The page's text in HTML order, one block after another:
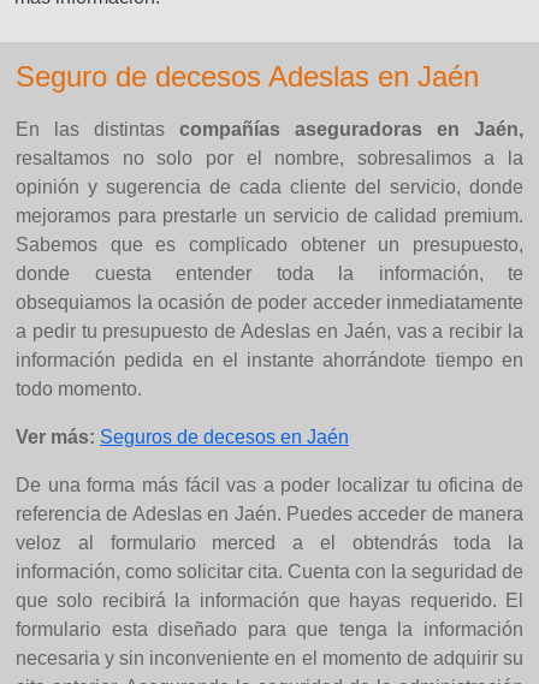
Seguro de decesos Adeslas en Jaén
En las distintas compañías aseguradoras en Jaén,
resaltamos no solo por el nombre, sobresalimos a la
opinión y sugerencia de cada cliente del servicio, donde
mejoramos para prestarle un servicio de calidad premium.
Sabemos que es complicado obtener un presupuesto,
donde cuesta entender toda la información, te
obsequiamos la ocasión de poder acceder inmediatamente
a pedir tu presupuesto de Adeslas en Jaén, vas a recibir la
información pedida en el instante ahorrándote tiempo en
todo momento.
Ver más: Seguros de decesos en Jaén
De una forma más fácil vas a poder localizar tu oficina de
referencia de Adeslas en Jaén. Puedes acceder de manera
veloz al formulario merced a el obtendrás toda la
información, como solicitar cita. Cuenta con la seguridad de
que solo recibirá la información que hayas requerido. El
formulario esta diseñado para que tenga la información
necesaria y sin inconveniente en el momento de adquirir su